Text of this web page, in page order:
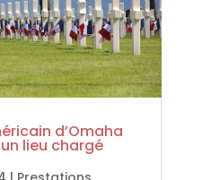
d’Omaha
lieu chargé